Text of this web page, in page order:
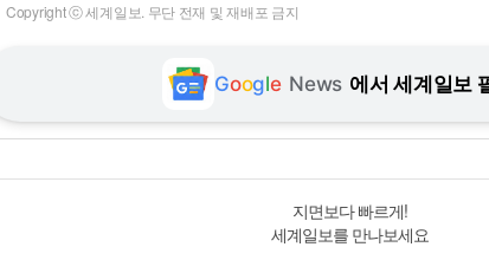
Copyright ⓒ 세계일보. 무단 전재 및 재배포 금지
Google News 에서 세계일보
지면보다 빠르게!
세계일보를 만나보세요